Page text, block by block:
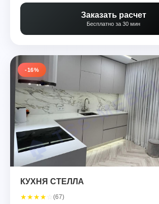
Заказать расчет
Бесплатно за 30 мин
-16%
КУХНЯ СТЕЛЛА
★★★★ (67)